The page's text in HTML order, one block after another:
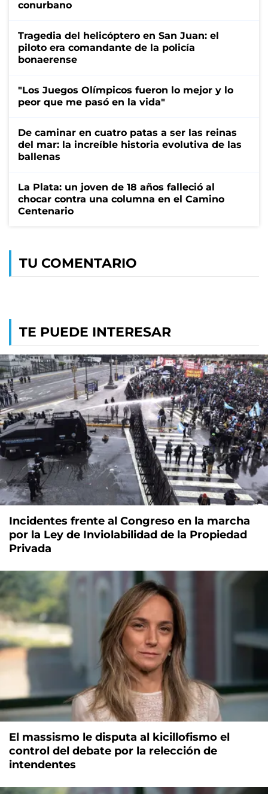
conurbano
Tragedia del helicóptero en San Juan: el
piloto era comandante de la policía
bonaerense
"Los Juegos Olímpicos fueron lo mejor y lo
peor que me pasó en la vida"
De caminar en cuatro patas a ser las reinas
del mar: la increíble historia evolutiva de las
ballenas
La Plata: un joven de 18 años falleció al
chocar contra una columna en el Camino
Centenario
TU COMENTARIO
TE PUEDE INTERESAR
Incidentes frente al Congreso en la marcha
por la Ley de Inviolabilidad de la Propiedad
Privada
El massismo le disputa al kicillofismo el
control del debate por la relección de
intendentes